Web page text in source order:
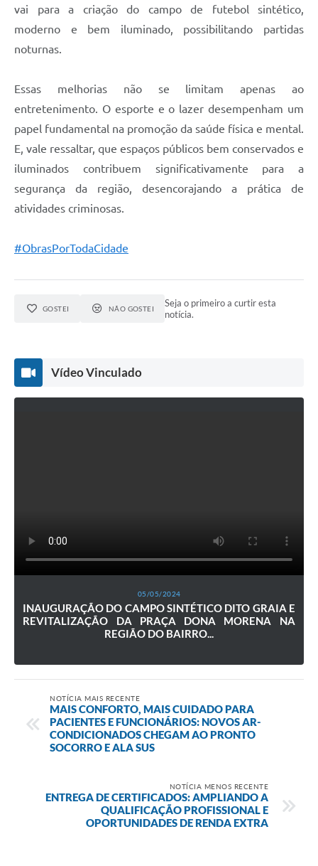
vai para a criação do campo de futebol sintético,
moderno e bem iluminado, possibilitando partidas
noturnas.
Essas melhorias não se limitam apenas ao
entretenimento. O esporte e o lazer desempenham um
papel fundamental na promoção da saúde física e mental.
E, vale ressaltar, que espaços públicos bem conservados e
iluminados contribuem significativamente para a
segurança da região, desencorajando a prática de
atividades criminosas.
#ObrasPorTodaCidade
GOSTEI NÃO GOSTEI
Seja o primeiro a curtir esta
notícia.
Vídeo Vinculado
05/05/2024
INAUGURAÇÃO DO CAMPO SINTÉTICO DITO GRAIA E
REVITALIZAÇÃO DA PRAÇA DONA MORENA NA
REGIÃO DO BAIRRO...
NOTÍCIA MAIS RECENTE
MAIS CONFORTO, MAIS CUIDADO PARA
PACIENTES E FUNCIONÁRIOS: NOVOS AR-
CONDICIONADOS CHEGAM AO PRONTO
SOCORRO E ALA SUS
NOTÍCIA MENOS RECENTE
ENTREGA DE CERTIFICADOS: AMPLIANDO A
QUALIFICAÇÃO PROFISSIONAL E
OPORTUNIDADES DE RENDA EXTRA